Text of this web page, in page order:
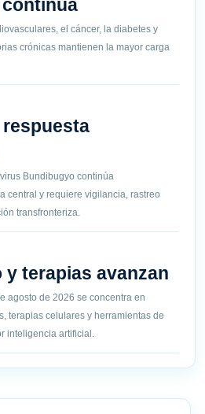
el cáncer, la diabetes y
crónicas mantienen la mayor carga
Bundibugyo continúa
central y requiere vigilancia, rastreo
transfronteriza.
terapias avanzan
agosto de 2026 se concentra en
terapias celulares y herramientas de
inteligencia artificial.